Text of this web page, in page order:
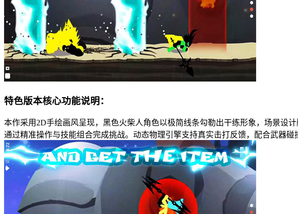
特色版本核心功能说明：
本作采用2D手绘画风呈现，黑色火柴人角色以极简线条勾勒出干练形象，场景设
通过精准操作与技能组合完成挑战。动态物理引擎支持真实击打反馈，配合武器碰